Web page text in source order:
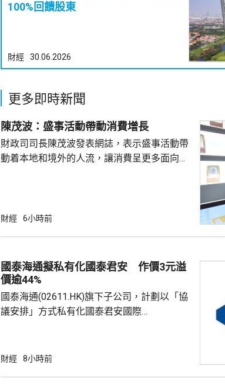
100%回饋股東
財經 30.06.2026
更多即時新聞
陳茂波：盛事活動帶動消費增長
財政司司長陳茂波發表網誌，表示盛事活動帶
動着本地和境外的人流，讓消費呈更多面向的
億元，有啟德附近的食肆指期間的生意增長了
示，今年上半年，約有175萬旅客參與超過
130項盛事活動，為香港帶來約58億...
財經 6小時前
國泰海通擬私有化國泰君安 作價3元溢
價逾44%
國泰海通(02611.HK)旗下子公司，計劃以「協
議安排」方式私有化國泰君安國際
部剩餘普通股，以實現後者私有化退市。同
財經 8小時前